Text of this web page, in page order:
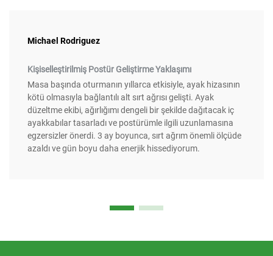
Michael Rodriguez
Kişiselleştirilmiş Postür Geliştirme Yaklaşımı
Masa başında oturmanın yıllarca etkisiyle, ayak hizasının
kötü olmasıyla bağlantılı alt sırt ağrısı gelişti. Ayak
düzeltme ekibi, ağırlığımı dengeli bir şekilde dağıtacak iç
ayakkabılar tasarladı ve postürümle ilgili uzunlamasına
egzersizler önerdi. 3 ay boyunca, sırt ağrım önemli ölçüde
azaldı ve gün boyu daha enerjik hissediyorum.